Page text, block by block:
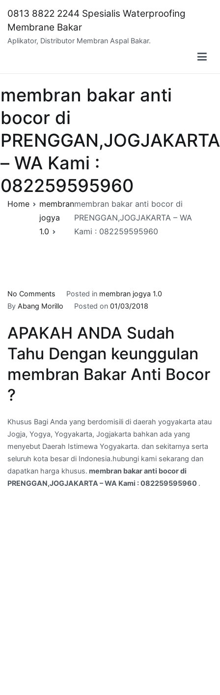
content
0813 8822 2244 Spesialis Waterproofing
Membrane Bakar
Aplikator, Distributor Membran Aspal Bakar.
membran bakar anti
bocor di
PRENGGAN,JOGJAKARTA
– WA Kami :
082259595960
Home
membran
jogya
1.0
membran bakar anti bocor di
PRENGGAN,JOGJAKARTA – WA
Kami : 082259595960
No Comments
membran
anti
di
PRENGGAN,JOGJAKARTA
–
082259595960
Posted in membran jogya 1.0
By Abang Morillo Posted on 01/03/2018
APAKAH ANDA Sudah
Tahu Dengan keunggulan
membran Bakar Anti Bocor
?
Khusus Bagi Anda yang berdomisili di daerah yogyakarta atau
Jogja, Yogya, Yogyakarta, Jogjakarta bahkan ada yang
menyebut Daerah Istimewa Yogyakarta. dan sekitarnya serta
seluruh kota besar di Indonesia.hubungi kami sekarang dan
dapatkan harga khusus. membran bakar anti bocor di
PRENGGAN,JOGJAKARTA – WA Kami : 082259595960 .